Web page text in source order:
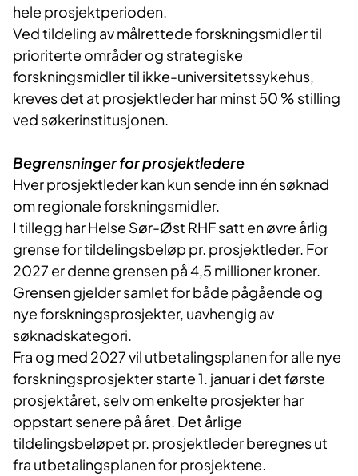
hele prosjektperioden.
Ved tildeling av målrettede forskningsmidler til
prioriterte områder og strategiske
forskningsmidler til ikke-universitetssykehus,
kreves det at prosjektleder har minst 50 % stilling
ved søkerinstitusjonen.
Begrensninger for prosjektledere
Hver prosjektleder kan kun sende inn én søknad
om regionale forskningsmidler.
I tillegg har Helse Sør-Øst RHF satt en øvre årlig
grense for tildelingsbeløp pr. prosjektleder. For
2027 er denne grensen på 4,5 millioner kroner.
Grensen gjelder samlet for både pågående og
nye forskningsprosjekter, uavhengig av
søknadskategori.
Fra og med 2027 vil utbetalingsplanen for alle nye
forskningsprosjekter starte 1. januar i det første
prosjektåret, selv om enkelte prosjekter har
oppstart senere på året. Det årlige
tildelingsbeløpet pr. prosjektleder beregnes ut
fra utbetalingsplanen for prosjektene.